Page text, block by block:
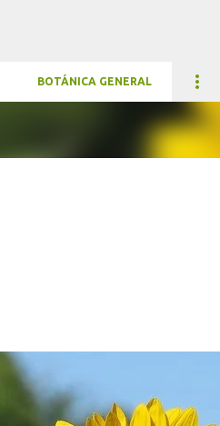
BOTÁNICA GENERAL